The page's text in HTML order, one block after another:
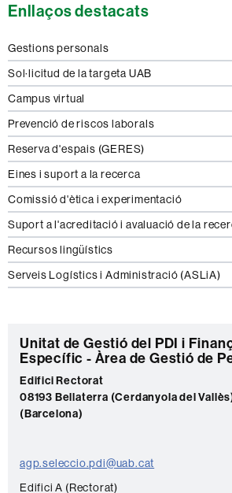
Enllaços destacats
Gestions personals
Sol·licitud de la targeta UAB
Campus virtual
Prevenció de riscos laborals
Reserva d'espais (GERES)
Eines i suport a la recerca
Comissió d'ètica i experimentació
Suport a l'acreditació i avaluació de la
Recursos lingüístics
Serveis Logístics i Administració (ASLiA)
C
o
n
t
c
t
Unitat de Gestió del PDI i
Específic - Àrea de Gestió de
Edifici Rectorat
08193 Bellaterra (Cerdanyola del
(Barcelona)
agp.seleccio.pdi@uab.cat
Edifici A (Rectorat)